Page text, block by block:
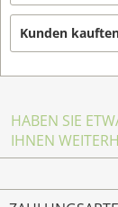
Kunden
HABEN SIE
IHNEN